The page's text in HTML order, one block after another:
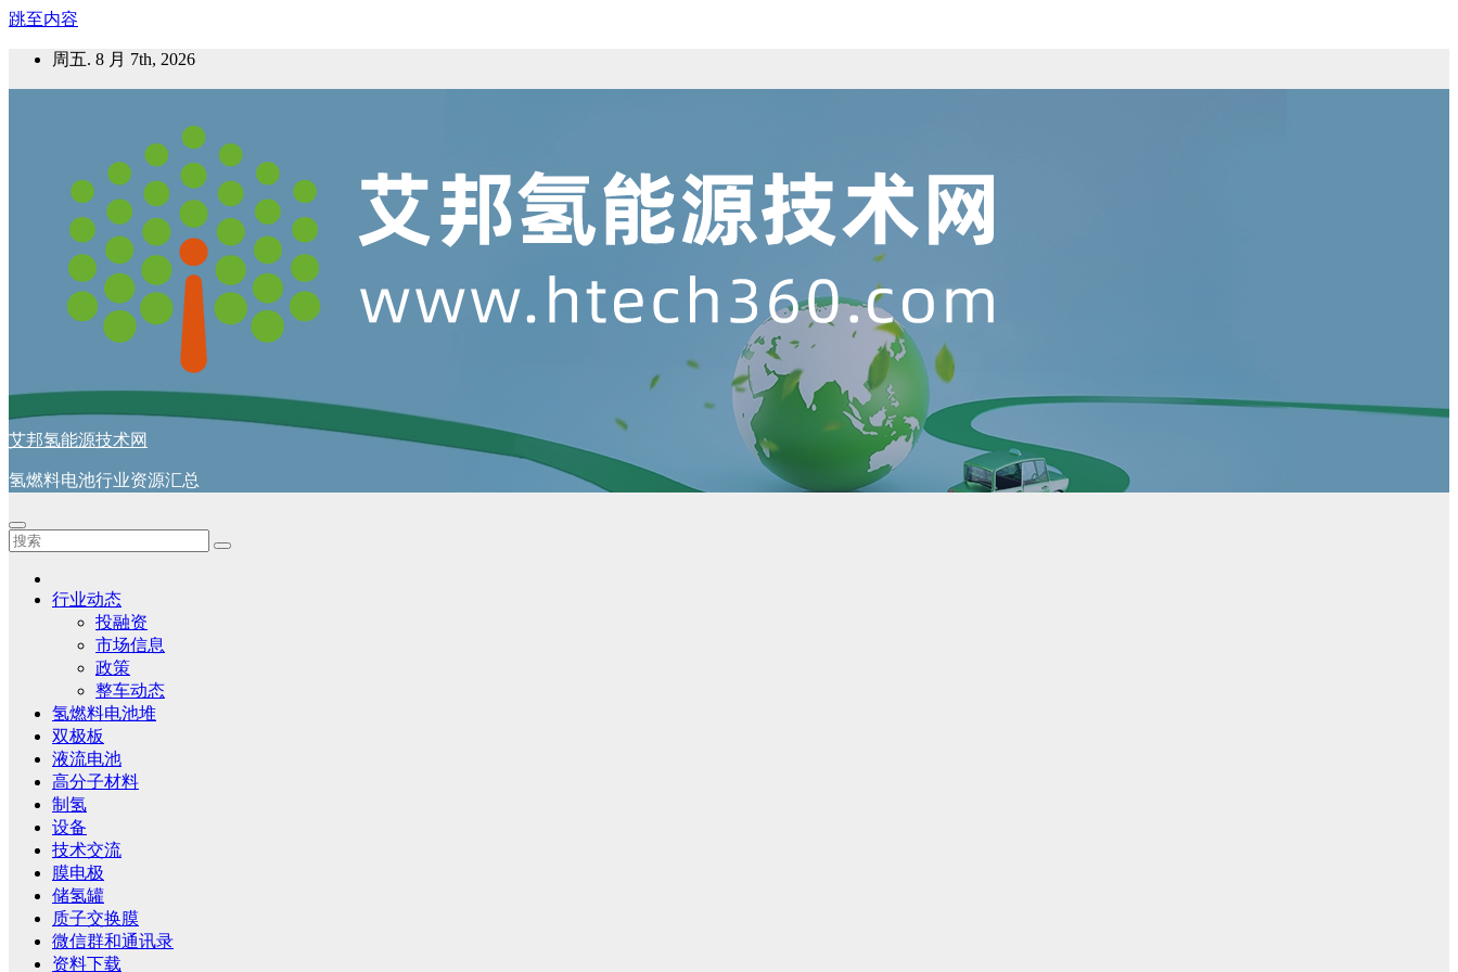
跳至内容
周五. 8 月 7th, 2026
艾邦氢能源技术网
氢燃料电池行业资源汇总
行业动态
投融资
市场信息
政策
整车动态
氢燃料电池堆
双极板
液流电池
高分子材料
制氢
设备
技术交流
膜电极
储氢罐
质子交换膜
微信群和通讯录
资料下载